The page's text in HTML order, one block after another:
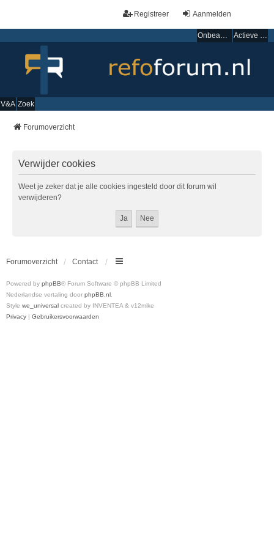
Aanmelden
Registreer
Onbeantwoorde onderwerpen Actieve onderwerpen
V&A Zoek
Forumoverzicht
Verwijder cookies
Weet je zeker dat je alle cookies ingesteld door dit forum wil
verwijderen?
Forumoverzicht Contact
Powered by phpBB® Forum Software © phpBB Limited
Nederlandse vertaling door phpBB.nl
Style we_universal created by INVENTEA & v12mike
Privacy | Gebruikersvoorwaarden